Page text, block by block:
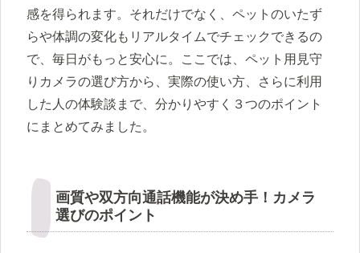
感を得られます。それだけでなく、ペットのいたず
らや体調の変化もリアルタイムでチェックできるの
で、毎日がもっと安心に。ここでは、ペット用見守
りカメラの選び方から、実際の使い方、さらに利用
した人の体験談まで、分かりやすく３つのポイント
にまとめてみました。
画質や双方向通話機能が決め手！カメラ
選びのポイント